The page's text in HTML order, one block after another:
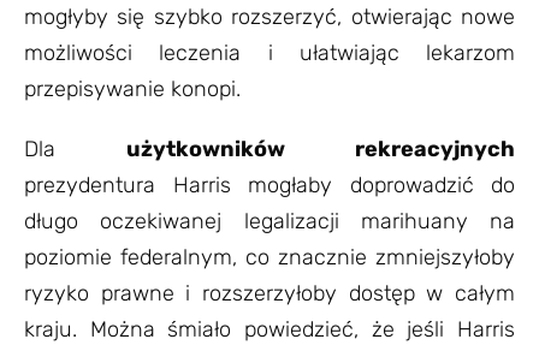
mogłyby się szybko rozszerzyć, otwierając nowe
możliwości leczenia i ułatwiając lekarzom
przepisywanie konopi.
Dla użytkowników rekreacyjnych
prezydentura Harris mogłaby doprowadzić do
długo oczekiwanej legalizacji marihuany na
poziomie federalnym, co znacznie zmniejszyłoby
ryzyko prawne i rozszerzyłoby dostęp w całym
kraju. Można śmiało powiedzieć, że jeśli Harris